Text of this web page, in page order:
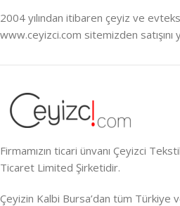
2004 yılından itibaren çeyiz ve
www.ceyizci.com sitemizden satışını
Firmamızın ticari ünvanı Çeyizci
Ticaret Limited Şirketidir.
Çeyizin Kalbi Bursa’dan tüm Türkiye